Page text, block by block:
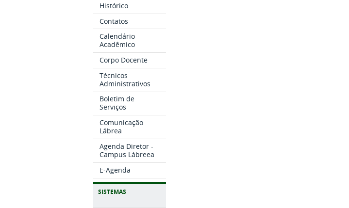
Histórico
Contatos
Calendário
Acadêmico
Corpo Docente
Técnicos
Administrativos
Boletim de
Serviços
Comunicação
Lábrea
Agenda Diretor -
Campus Lábreea
E-Agenda
SISTEMAS